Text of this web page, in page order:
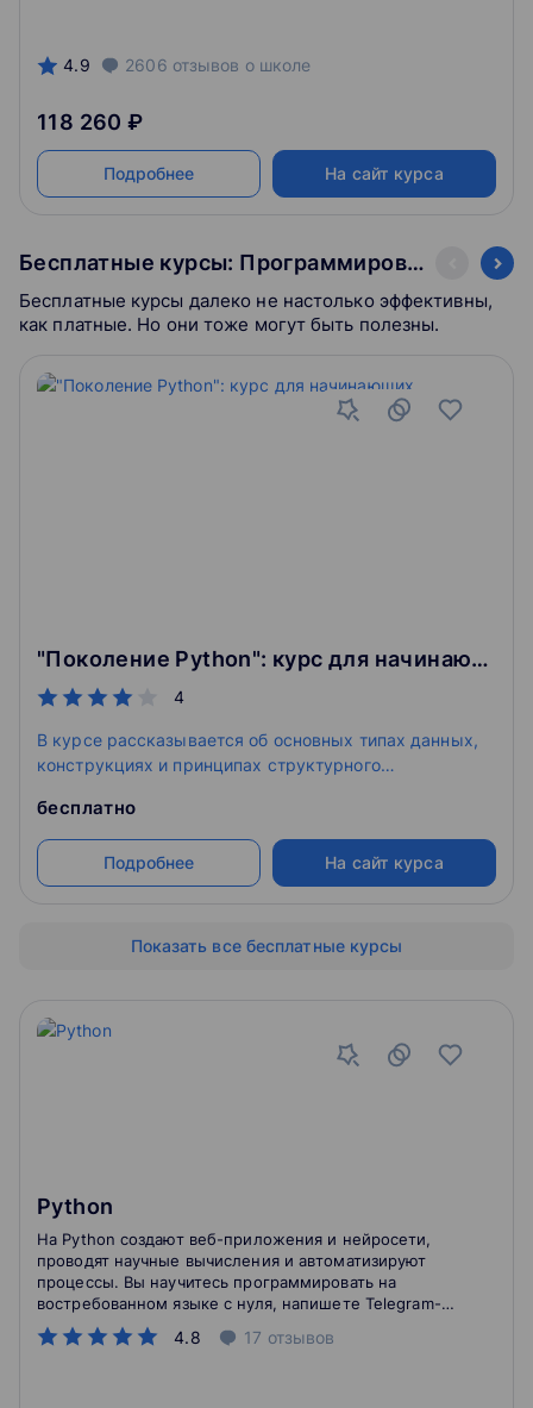
4.9 2606 отзывов о школе
118 260 ₽
Подробнее На сайт курса
Бесплатные курсы: Программирование
Бесплатные курсы далеко не настолько эффективны,
как платные. Но они тоже могут быть полезны.
"Поколение Python": курс для начинающих
4
​В курсе рассказывается об основных типах данных,
конструкциях и принципах структурного
теорию в формате текстовых конспектов и более 500
задач с автоматизированной проверкой. Этот курс
является первой частью линейки курсов "Поколение
Python".
бесплатно
Подробнее На сайт курса
Показать все бесплатные курсы
Python
4.8 17 отзывов
На Python создают веб-приложения и нейросети,
проводят научные вычисления и автоматизируют
процессы. Вы научитесь программировать на
востребованном языке с нуля, напишете Telegram-
бота для турагентства и сможете начать карьеру в
разработке.